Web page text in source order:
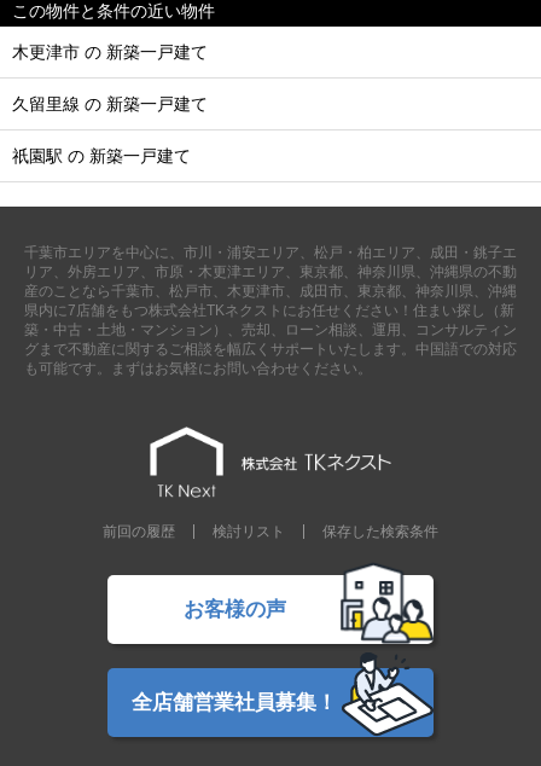
この物件と条件の近い物件
木更津市 の 新築一戸建て
久留里線 の 新築一戸建て
祇園駅 の 新築一戸建て
千葉市エリアを中心に、市川・浦安エリア、松戸・柏エリア、成田・銚子エ
リア、外房エリア、市原・木更津エリア、東京都、神奈川県、沖縄県の不動
産のことなら千葉市、松戸市、木更津市、成田市、東京都、神奈川県、沖縄
県内に7店舗をもつ株式会社TKネクストにお任せください！住まい探し（新
築・中古・土地・マンション）、売却、ローン相談、運用、コンサルティン
グまで不動産に関するご相談を幅広くサポートいたします。中国語での対応
も可能です。まずはお気軽にお問い合わせください。
前回の履歴 検討リスト 保存した検索条件
お客様の声
全店舗営業社員募集！